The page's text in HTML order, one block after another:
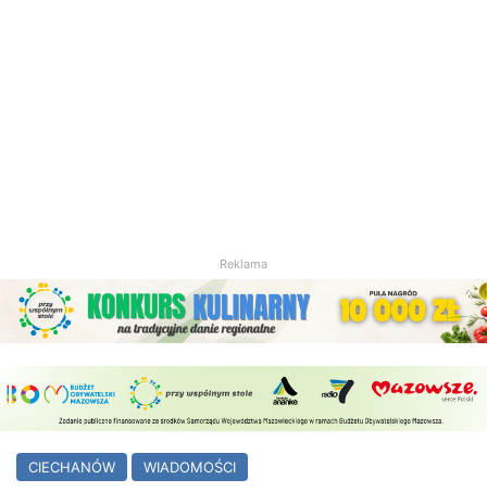
Reklama
CIECHANÓW WIADOMOŚCI